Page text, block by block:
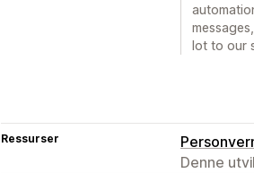
lot to our
Ressurser
Denne